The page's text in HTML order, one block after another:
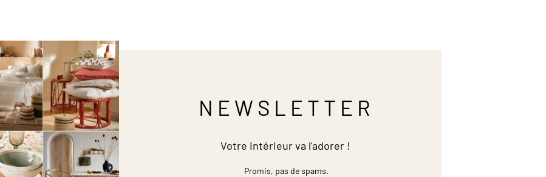
NEWSLETTER
Votre intérieur va l'adorer !
Promis, pas de spams.